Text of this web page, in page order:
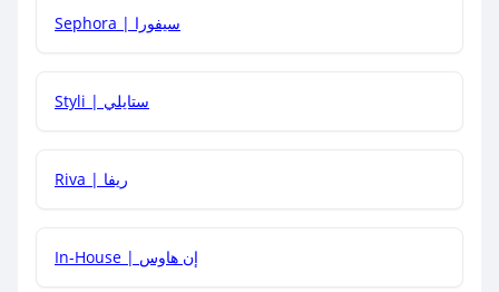
هل يمكنني جمع كود خصم مع العروض الأخرى؟
Sephora | سيفورا
Styli | ستايلي
Riva | ريفا
In-House | إن هاوس